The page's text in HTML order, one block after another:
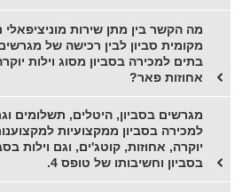
מה הקשר בין מתן שירות
מקומית סביון לבין רכישה של
בתים למכירה בסביון מסוג וילות
אחוזות פאר?
למכירה בסביון ממקצועיות
יוקרה, אחוזות, קוטג'ים, וגם וילות
בסביון וחשיבותו של טופס 4.